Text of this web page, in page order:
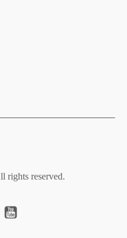
rights reserved.